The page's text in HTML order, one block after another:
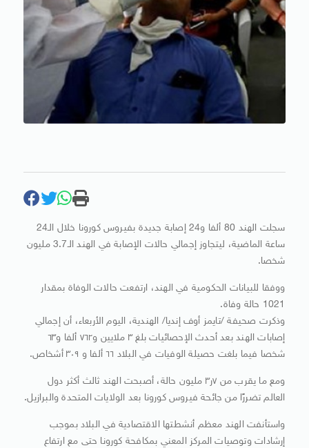
سجلت الهند 80 ألفا و24 إصابة جديدة بفيروس كورونا خلال الـ24
ساعة الماضية، ليتجاوز إجمالي حالات الإصابة في الهند الـ3.7 مليون
شخصا.
ووفقا للبيانات الحكومية في الهند، ارتفعت حالات الوفاة بمقدار
1021 حالة وفاة.
وذكرت صحيفة /تايمز أوف إنديا/ الهندية، اليوم الأربعاء، أن إجمالي
إصابات الهند بعد أحدث الإحصائيات بلغ ٣ ملايين و٧٦٢ ألفا و٦٣
شخصا فيما بلغت حصيلة الوفيات في البلاد ٦٦ ألفا و ٣٠٩ أشخاص.
ومع ما يقرب من ٧ر٣ مليون حالة، أصبحت الهند ثالث أكثر دول
العالم تضررًا من جائحة فيروس كورونا بعد الولايات المتحدة والبرازيل.
واستأنفت الهند معظم أنشطتها الاقتصادية في البلاد بموجب
إرشادات وتوصيات المركز المعني بمكافحة كورونا حتى مع ارتفاع